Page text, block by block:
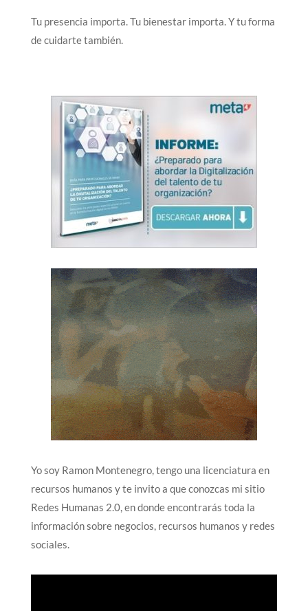
Tu presencia importa. Tu bienestar importa. Y tu forma
de cuidarte también.
Yo soy Ramon Montenegro, tengo una licenciatura en
recursos humanos y te invito a que conozcas mi sitio
Redes Humanas 2.0, en donde encontrarás toda la
información sobre negocios, recursos humanos y redes
sociales.